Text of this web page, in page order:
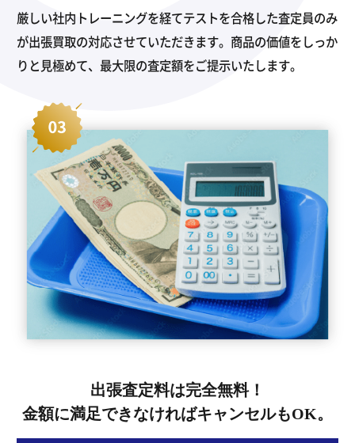
厳しい社内トレーニングを経てテストを合格した査定員のみ
が出張買取の対応させていただきます。商品の価値をしっか
りと見極めて、最大限の査定額をご提示いたします。
出張査定料は完全無料！
金額に満足できなければキャンセルもOK。